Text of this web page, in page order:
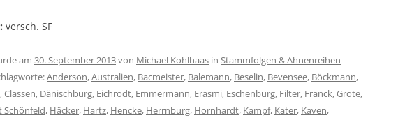
versch. SF
am 30. September 2013von Michael Kohlhaas in Stammfolgen & Ahnenreihen
Anderson,Australien, Bacmeister, Balemann, Beselin, Bevensee, Böckmann,
,Classen, Dänischburg, Eichrodt, Emmermann, Erasmi, Eschenburg, Filter, Franck,Grote,
Schönfeld, Häcker, Hartz, Hencke, Herrnburg, Hornhardt, Kampf, Kater, Kaven,